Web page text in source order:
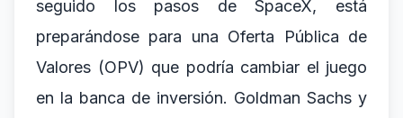
seguido los pasos de SpaceX, está
preparándose para una Oferta Pública de
Valores (OPV) que podría cambiar el juego
en la banca de inversión. Goldman Sachs y